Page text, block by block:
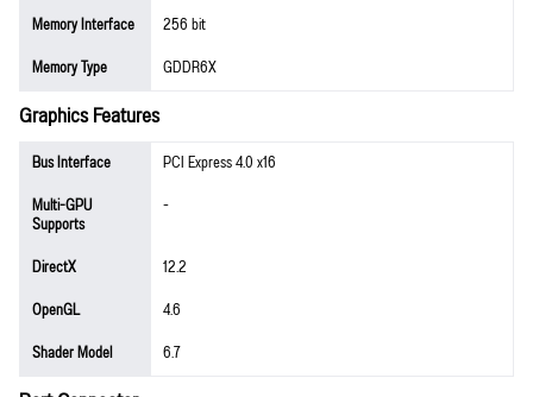
Memory Interface
256 bit
Memory Type
GDDR6X
Graphics Features
Bus Interface
PCI Express 4.0 x16
Multi-GPU
Supports
-
DirectX
12.2
OpenGL
4.6
Shader Model
6.7